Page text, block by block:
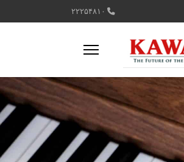
۲۲۲۵۴۸۱۰